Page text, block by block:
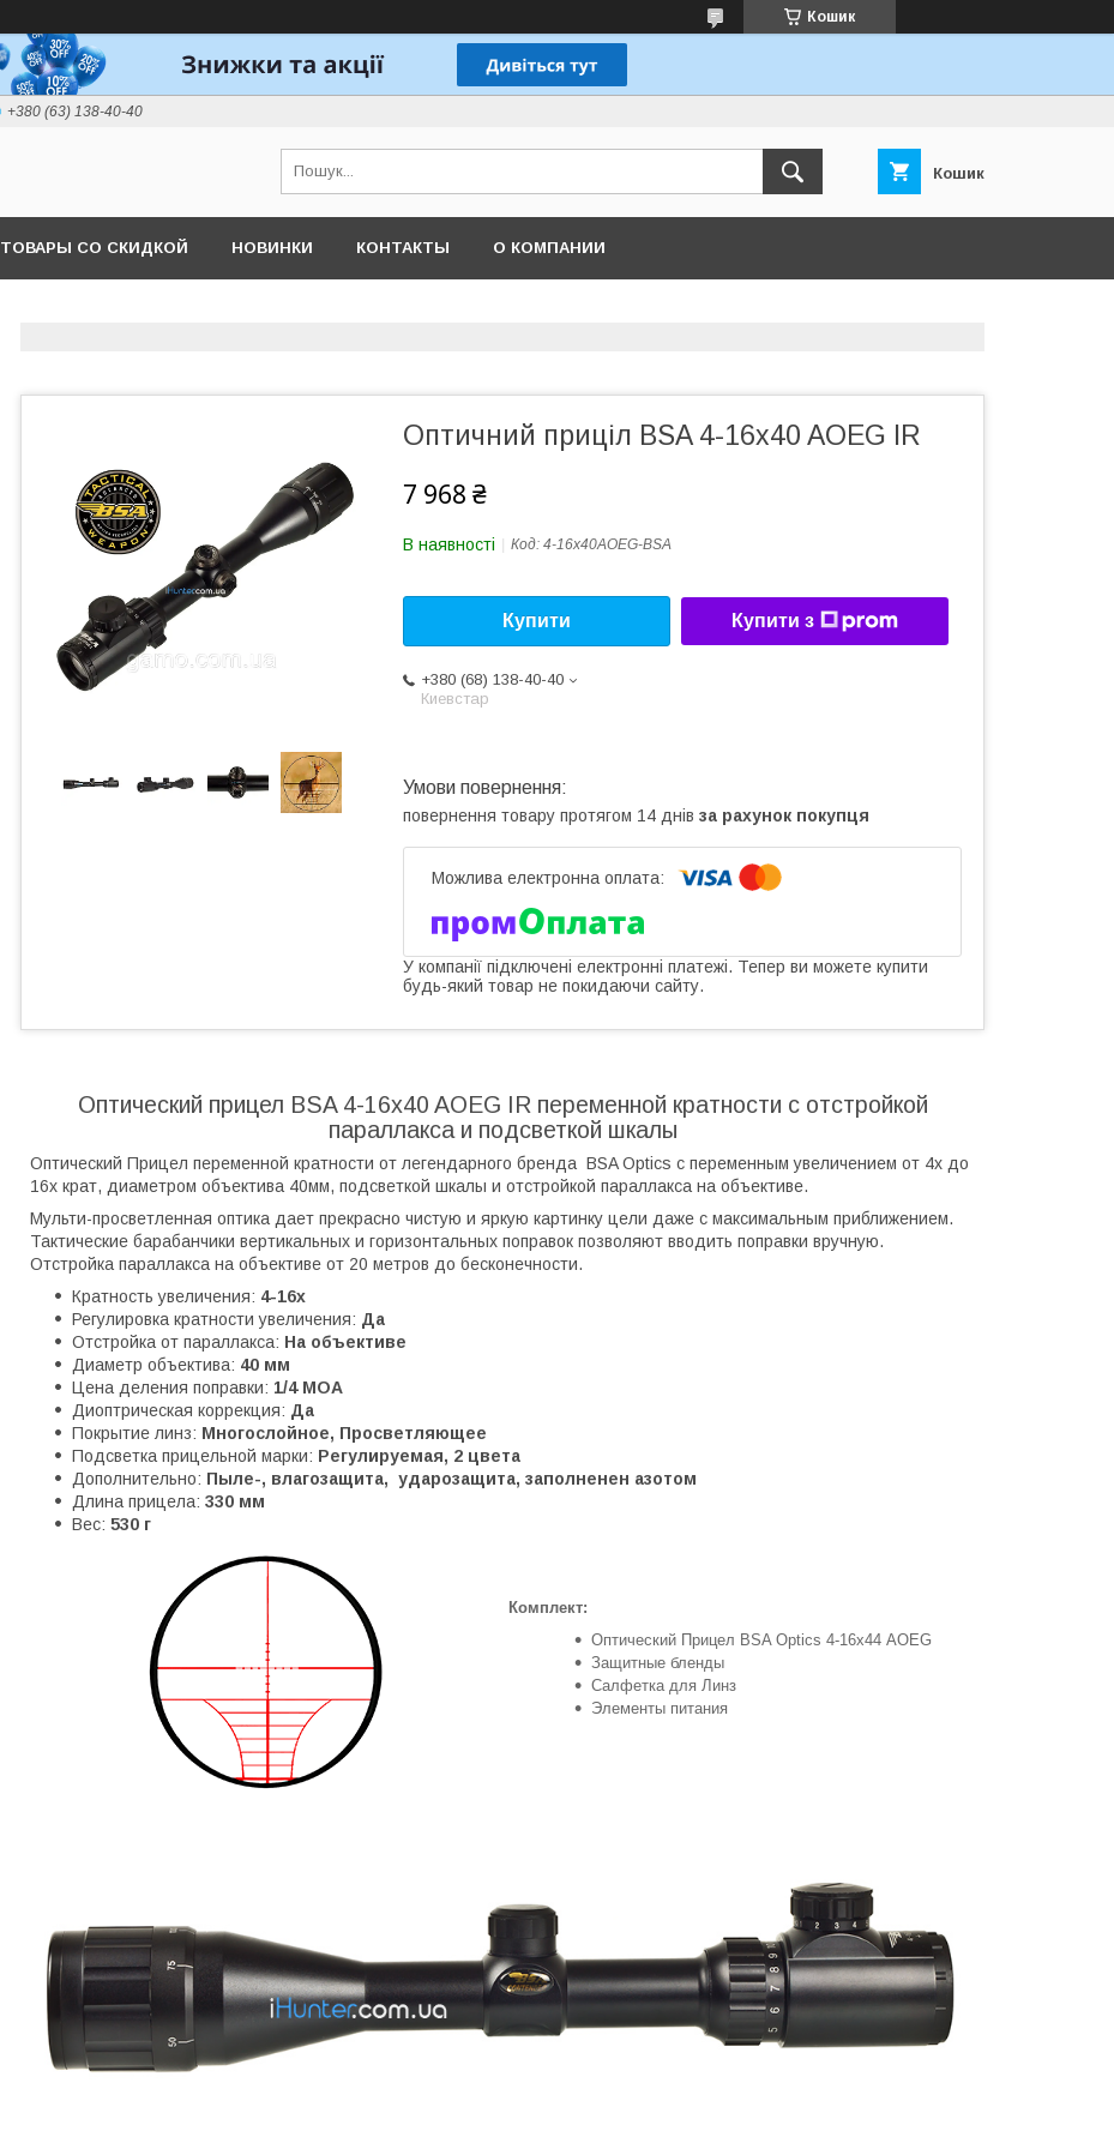
Кошик
+380 (63) 138-40-40
Кошик
ТОВАРЫ СО СКИДКОЙ НОВИНКИ КОНТАКТЫ О КОМПАНИИ
Оптичний приціл BSA 4-16x40 AOEG IR
7 968 ₴
В наявності Код: 4-16x40AOEG-BSA
Купити Купити з
+380 (68) 138-40-40
Киевстар
повернення товару протягом 14 днів за рахунок покупця
У компанії підключені електронні платежі. Тепер ви можете купити
будь-який товар не покидаючи сайту.
Оптический прицел BSA 4-16x40 AOEG IR переменной кратности с отстройкой
параллакса и подсветкой шкалы
Оптический Прицел переменной кратности от легендарного бренда BSA Optics с переменным увеличением от 4x до
16x крат, диаметром объектива 40мм, подсветкой шкалы и отстройкой параллакса на объективе.
Мульти-просветленная оптика дает прекрасно чистую и яркую картинку цели даже с максимальным приближением.
Тактические барабанчики вертикальных и горизонтальных поправок позволяют вводить поправки вручную.
Отстройка параллакса на объективе от 20 метров до бесконечности.
Кратность увеличения: 4-16x
Регулировка кратности увеличения: Да
Отстройка от параллакса: На объективе
Диаметр объектива: 40 мм
Цена деления поправки: 1/4 MOA
Диоптрическая коррекция: Да
Покрытие линз: Многослойное, Просветляющее
Подсветка прицельной марки: Регулируемая, 2 цвета
Дополнительно: Пыле-, влагозащита, ударозащита, заполненен азотом
Длина прицела: 330 мм
Вес: 530 г
Комплект:
Оптический Прицел BSA Optics 4-16x44 AOEG
Защитные бленды
Салфетка для Линз
Элементы питания